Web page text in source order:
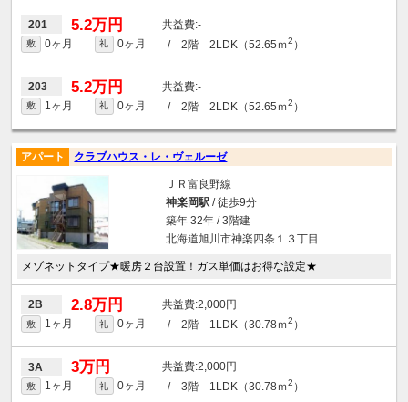
201 5.2万円 -
敷 0ヶ月 礼 0ヶ月 / 2階 2LDK（52.65ｍ2 ）
203 5.2万円 -
敷 1ヶ月 礼 0ヶ月 / 2階 2LDK（52.65ｍ2 ）
アパート クラブハウス・レ・ヴェルーゼ
ＪＲ富良野線
神楽岡駅/ 徒歩9分
築年 32年 / 3階建
北海道旭川市神楽四条１３丁目
メゾネットタイプ★暖房２台設置！ガス単価はお得な設定★
2B 2.8万円 2,000円
敷 1ヶ月 礼 0ヶ月 / 2階 1LDK（30.78ｍ2 ）
3A 3万円 2,000円
敷 1ヶ月 礼 0ヶ月 / 3階 1LDK（30.78ｍ2 ）